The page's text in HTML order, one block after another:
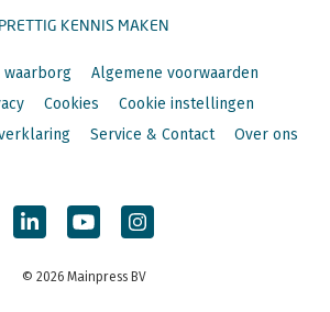
PRETTIG KENNIS MAKEN
waarborg
Algemene voorwaarden
Cookies
Cookie instellingen
Service & Contact Over ons
© 2026 Mainpress BV